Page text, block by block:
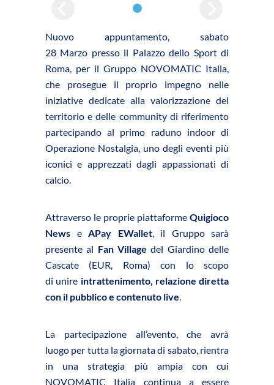
Nuovo appuntamento, sabato
28 Marzo presso il Palazzo dello Sport di
Roma, per il Gruppo NOVOMATIC Italia,
che prosegue il proprio impegno nelle
iniziative dedicate alla valorizzazione del
territorio e delle community di riferimento
partecipando al primo raduno indoor di
Operazione Nostalgia, uno degli eventi più
iconici e apprezzati dagli appassionati di
calcio.
Attraverso le proprie piattaforme Quigioco
News e APay EWallet, il Gruppo sarà
presente al Fan Village del Giardino delle
Cascate (EUR, Roma) con lo scopo
di unire intrattenimento, relazione diretta
con il pubblico e contenuto live.
La partecipazione all’evento, che avrà
luogo per tutta la giornata di sabato, rientra
in una strategia più ampia con cui
NOVOMATIC Italia continua a essere